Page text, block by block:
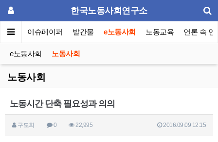
한국노동사회연구소
포럼 이슈페이퍼 발간물 e노동사회 노동교육 언론 속 연
e노동사회 노동사회
노동사회
노동시간 단축 필요성과 의의
구도희 0 22,995 2016.09.09 12:15